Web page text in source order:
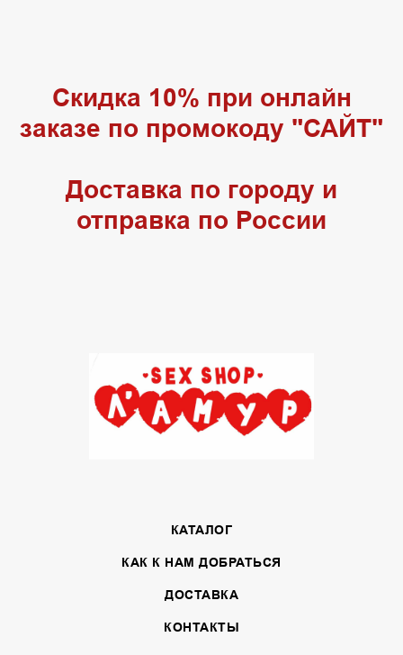
Скидка 10% при онлайн
заказе по промокоду "САЙТ"
Доставка по городу и
отправка по России
КАТАЛОГ
КАК К НАМ ДОБРАТЬСЯ
ДОСТАВКА
КОНТАКТЫ